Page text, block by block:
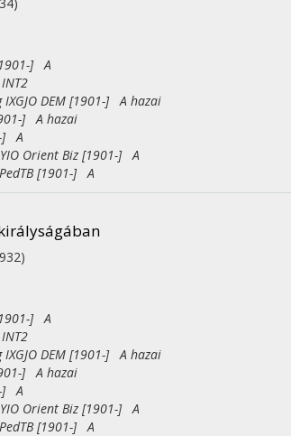
] A
DEM [1901-] A hazai
] A hazai
] A
Orient Biz [1901-] A
[1901-] A
] A
DEM [1901-] A hazai
] A hazai
] A
Orient Biz [1901-] A
[1901-] A